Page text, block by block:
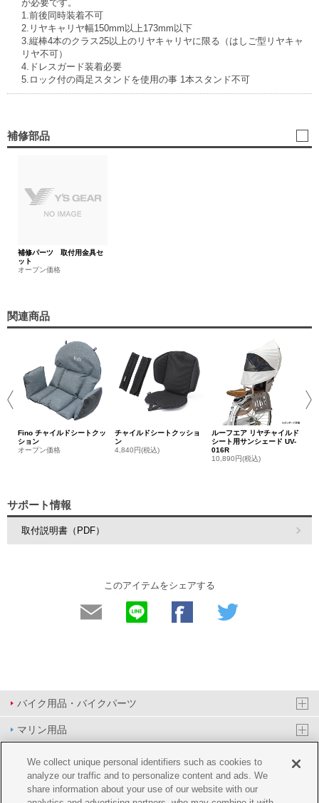
が必要です。
1.前後同時装着不可
2.リヤキャリヤ幅150mm以上173mm以下
3.縦棒4本のクラス25以上のリヤキャリヤに限る（はしご型リヤキャ
リヤ不可）
4.ドレスガード装着必要
5.ロック付の両足スタンドを使用の事 1本スタンド不可
補修部品
補修パーツ 取付用金具セ
ット
オープン価格
関連商品
Fino チャイルドシートクッ
ション
オープン価格
チャイルドシートクッショ
ン
4,840円(税込)
ルーフエア リヤチャイルド
シート用サンシェード UV-
016R
10,890円(税込)
サポート情報
取付説明書（PDF）
このアイテムをシェアする
バイク用品・バイクパーツ
マリン用品
PAS/YPJ用品
その他用品
We collect unique personal identifiers such as cookies to
analyze our traffic and to personalize content and ads. We
share information about your use of our website with our